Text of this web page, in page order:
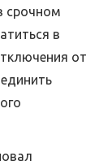
срочном
в
от